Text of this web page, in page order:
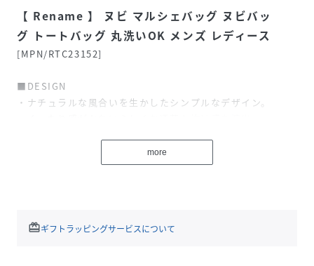
【 Rename 】 ヌビ マルシェバッグ ヌビバッ
グ トートバッグ 丸洗いOK メンズ レディース
[MPN/RTC23152]
■DESIGN
・ナチュラルな風合いを生かしたシンプルなデザイン。
・使い勝手が良く、シンプルながらもあらゆるシーンに活躍
・近年需要の高まっているエコバッグとしての使用はもちろ
more
redeemギフトラッピングサービスについて